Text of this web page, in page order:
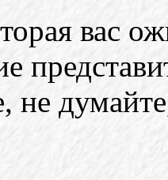
вас
не